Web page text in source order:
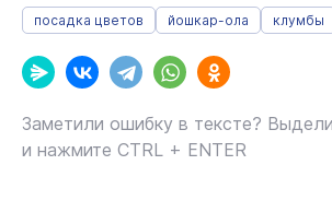
посадка цветов йошкар-ола клумбы
Заметили ошибку в тексте?
и нажмите CTRL + ENTER